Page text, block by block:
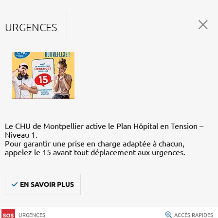
URGENCES
Le CHU de Montpellier active le Plan Hôpital en Tension –
Niveau 1.
Pour garantir une prise en charge adaptée à chacun,
appelez le 15 avant tout déplacement aux urgences.
EN SAVOIR PLUS
URGENCES ACCÈS RAPIDES